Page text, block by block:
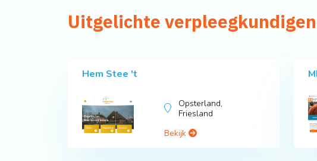
Uitgelichte verpleegkundigen
Hem Stee 't
Opsterland,
Friesland
Bekijk